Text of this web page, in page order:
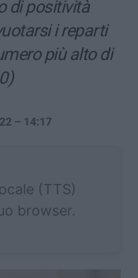
di positività
i reparti
più alto di
– 14:17
(TTS)
browser.